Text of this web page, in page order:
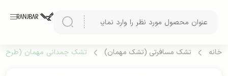
خانه تشک مسافرتی (تشک مهمان) تشک چمدانی مهمان (طرح 1)